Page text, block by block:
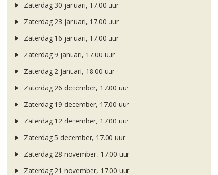
Zaterdag 30 januari, 17.00 uur
Zaterdag 23 januari, 17.00 uur
Zaterdag 16 januari, 17.00 uur
Zaterdag 9 januari, 17.00 uur
Zaterdag 2 januari, 18.00 uur
Zaterdag 26 december, 17.00 uur
Zaterdag 19 december, 17.00 uur
Zaterdag 12 december, 17.00 uur
Zaterdag 5 december, 17.00 uur
Zaterdag 28 november, 17.00 uur
Zaterdag 21 november, 17.00 uur